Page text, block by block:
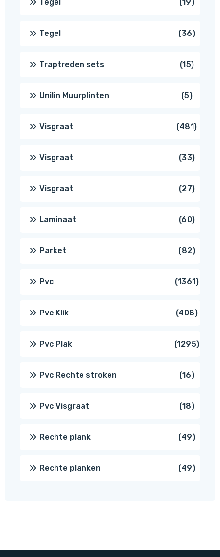
Tegel 19 19
Tegel 3636
Traptreden sets 1515
Unilin Muurplinten 55
Visgraat 481481
Visgraat 3333
Visgraat 2727
Laminaat 6060
Parket 8282
Pvc 13611361
Pvc Klik 408408
Pvc Plak 12951295
Pvc Rechte stroken 1616
Pvc Visgraat 1818
Rechte plank 4949
Rechte planken 4949